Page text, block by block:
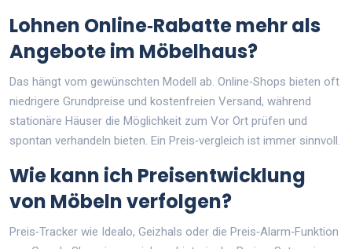
Lohnen Online‑Rabatte mehr als
Angebote im Möbelhaus?
Das hängt vom gewünschten Modell ab. Online‑Shops bieten oft
niedrigere Grundpreise und kostenfreien Versand, während
stationäre Häuser die Möglichkeit zum Vor Ort prüfen und
spontan verhandeln bieten. Ein Preis‑vergleich ist immer sinnvoll.
Wie kann ich Preisentwicklung
von Möbeln verfolgen?
Preis‑Tracker wie Idealo, Geizhals oder die Preis‑Alarm‑Funktion